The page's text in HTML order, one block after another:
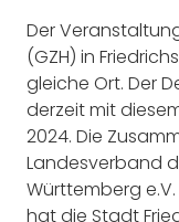
Der
(GZH) in
gleiche Ort. Der
derzeit mit
2024. Die
Landesverband
Württemberg
hat die Stadt